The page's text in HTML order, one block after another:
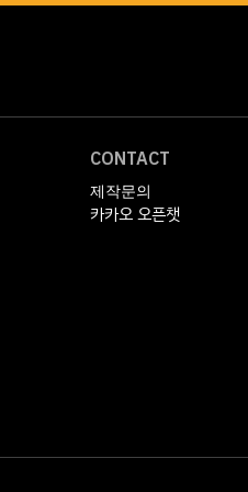
CONTACT
제작문의
카카오 오픈챗